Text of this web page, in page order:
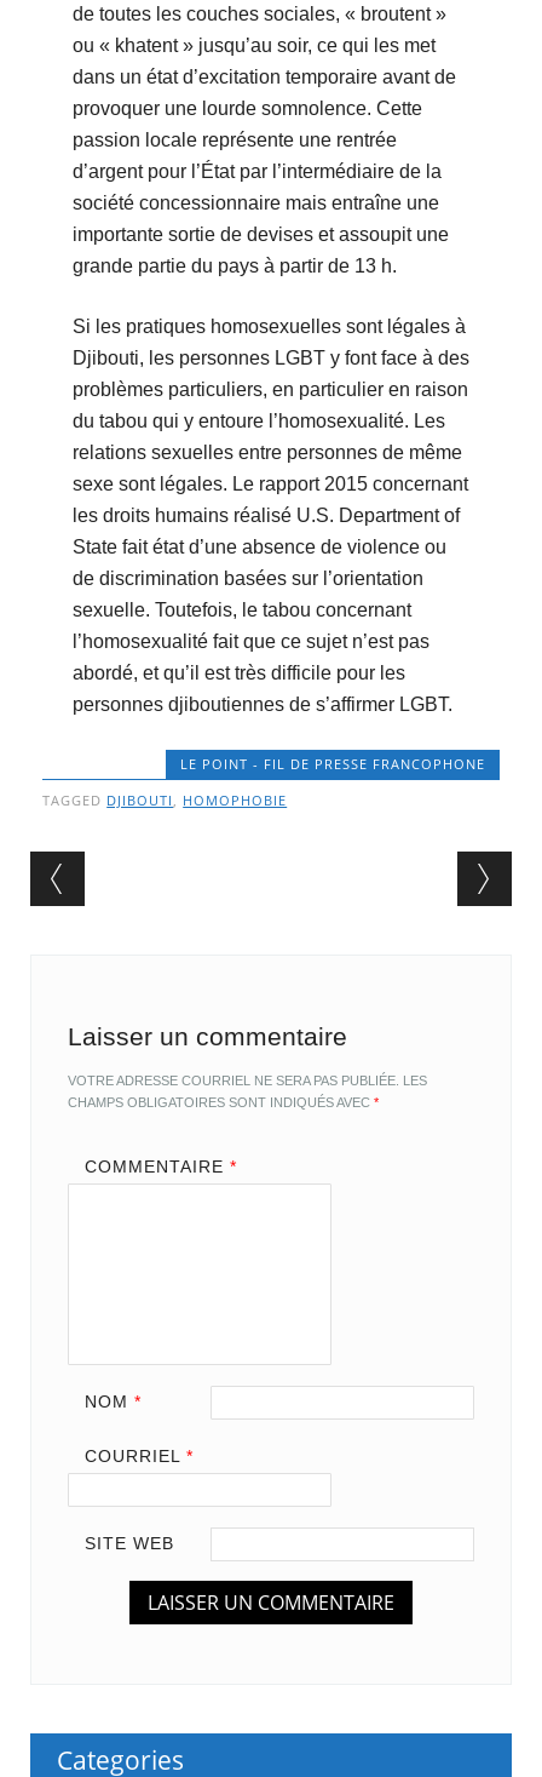
de toutes les couches sociales, « broutent »
ou « khatent » jusqu’au soir, ce qui les met
dans un état d’excitation temporaire avant de
provoquer une lourde somnolence. Cette
passion locale représente une rentrée
d’argent pour l’État par l’intermédiaire de la
société concessionnaire mais entraîne une
importante sortie de devises et assoupit une
grande partie du pays à partir de 13 h.
Si les pratiques homosexuelles sont légales à
Djibouti, les personnes LGBT y font face à des
problèmes particuliers, en particulier en raison
du tabou qui y entoure l’homosexualité. Les
relations sexuelles entre personnes de même
sexe sont légales. Le rapport 2015 concernant
les droits humains réalisé U.S. Department of
State fait état d’une absence de violence ou
de discrimination basées sur l’orientation
sexuelle. Toutefois, le tabou concernant
l’homosexualité fait que ce sujet n’est pas
abordé, et qu’il est très difficile pour les
personnes djiboutiennes de s’affirmer LGBT.
LE POINT - FIL DE PRESSE FRANCOPHONE
TAGGED DJIBOUTI , HOMOPHOBIE
Post navigation
Laisser un commentaire
VOTRE ADRESSE COURRIEL NE SERA PAS PUBLIÉE. LES
CHAMPS OBLIGATOIRES SONT INDIQUÉS AVEC*
COMMENTAIRE *
NOM *
COURRIEL *
SITE WEB
Categories